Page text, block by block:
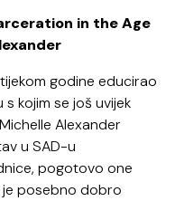
in the Age
godine educirao
kojim se još uvijek
Alexander
u SAD-u
pogotovo one
je posebno dobro